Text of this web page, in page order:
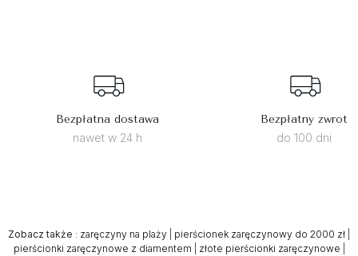
Bezpłatna dostawa
nawet w 24 h
Bezpłatny zwrot
do 100 dni
Zobacz także : zaręczyny na plaży pierścionek zaręczynowy do 2000 zł
pierścionki zaręczynowe z diamentem
złote pierścionki zaręczynowe